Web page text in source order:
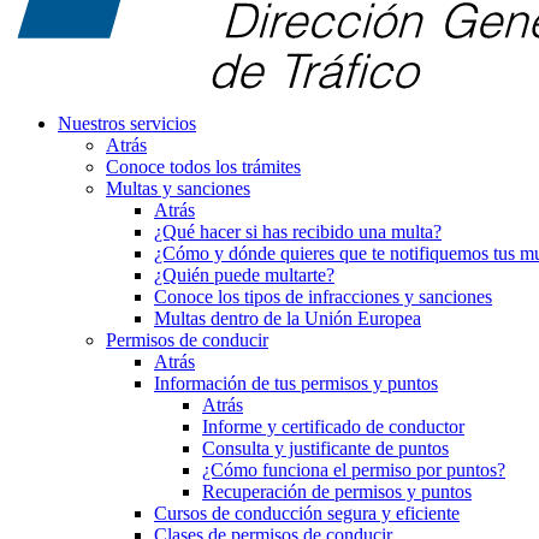
Nuestros servicios
Atrás
Conoce todos los trámites
Multas y sanciones
Atrás
¿Qué hacer si has recibido una multa?
¿Cómo y dónde quieres que te notifiquemos tus
¿Quién puede multarte?
Conoce los tipos de infracciones y sanciones
Multas dentro de la Unión Europea
Permisos de conducir
Atrás
Información de tus permisos y puntos
Atrás
Informe y certificado de conductor
Consulta y justificante de puntos
¿Cómo funciona el permiso por puntos?
Recuperación de permisos y puntos
Cursos de conducción segura y eficiente